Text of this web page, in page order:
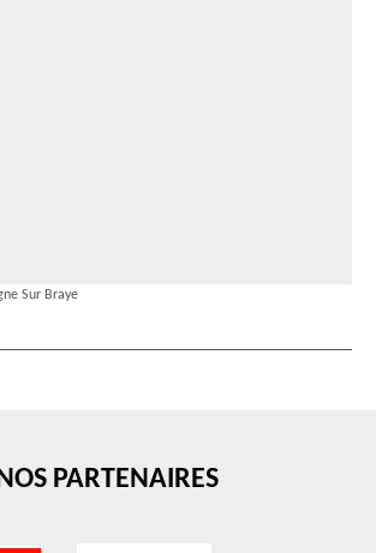
Sur Braye
PARTENAIRES